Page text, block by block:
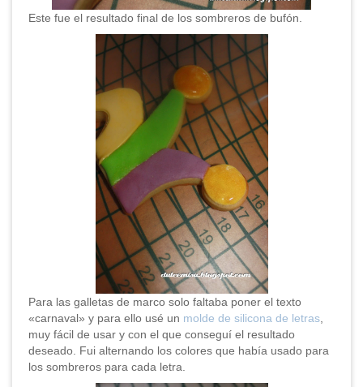
Este fue el resultado final de los sombreros de bufón.
Para las galletas de marco solo faltaba poner el texto
«carnaval» y para ello usé un molde de silicona de letras
muy fácil de usar y con el que conseguí el resultado
deseado. Fui alternando los colores que había usado para
los sombreros para cada letra.